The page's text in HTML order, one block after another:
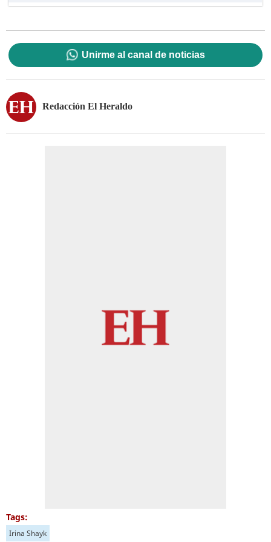
Unirme al canal de noticias
Redacción El Heraldo
Tags:
Irina Shayk